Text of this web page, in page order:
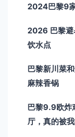
2024巴黎9
2026 巴黎
饮水点
巴黎新川菜
麻辣香锅
巴黎9.9欧炸
厅，真的被